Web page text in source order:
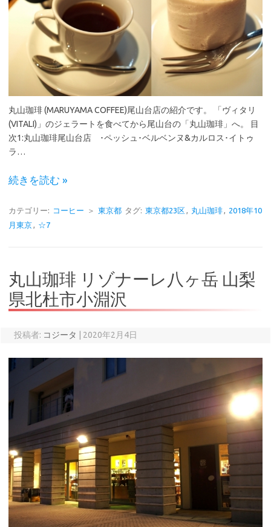
丸山珈琲 (MARUYAMA COFFEE)尾山台店の紹介です。 「ヴィタリ
(VITALI)」のジェラートを食べてから尾山台の「丸山珈琲」へ。 目
次1:丸山珈琲尾山台店 ･ペッシュ･ベルベンヌ&カルロス･イトゥ
ラ…
続きを読む »
カテゴリー: コーヒー ＞ 東京都 タグ: 東京都23区, 丸山珈琲, 2018年10
月東京, ☆7
丸山珈琲 リゾナーレ八ヶ岳 山梨
県北杜市小淵沢
投稿者: コジータ 2020年2月4日